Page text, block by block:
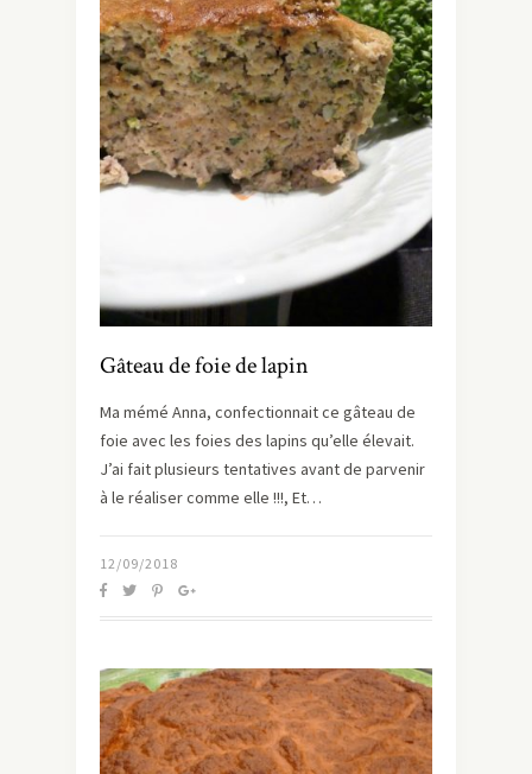
Gâteau de foie de lapin
Ma mémé Anna, confectionnait ce gâteau de
foie avec les foies des lapins qu’elle élevait.
J’ai fait plusieurs tentatives avant de parvenir
à le réaliser comme elle !!!, Et…
12/09/2018